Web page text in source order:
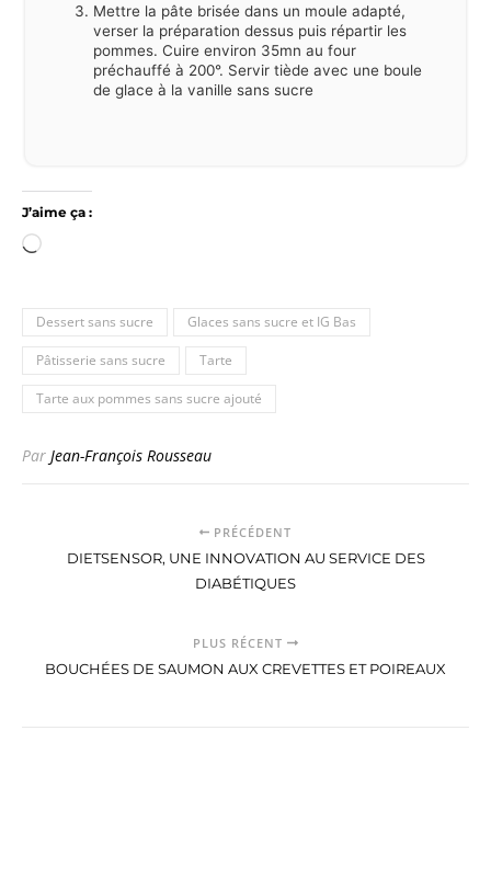
Mettre la pâte brisée dans un moule adapté,
verser la préparation dessus puis répartir les
pommes. Cuire environ 35mn au four
préchauffé à 200°. Servir tiède avec une boule
de glace à la vanille sans sucre
J’aime ça :
Chargement…
Dessert sans sucre Glaces sans sucre et IG Bas
Pâtisserie sans sucre Tarte
Tarte aux pommes sans sucre ajouté
Par Jean-François Rousseau
PRÉCÉDENT
DIETSENSOR, UNE INNOVATION AU SERVICE DES
DIABÉTIQUES
PLUS RÉCENT
BOUCHÉES DE SAUMON AUX CREVETTES ET POIREAUX